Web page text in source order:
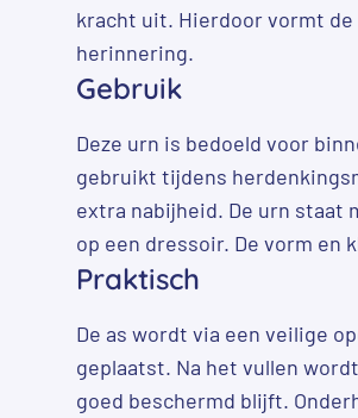
kracht uit. Hierdoor vormt
herinnering.
Gebruik
Deze urn is bedoeld voor
gebruikt tijdens
extra nabijheid. De urn staat
op een dressoir. De vorm en
Praktisch
De as wordt via een veilige
geplaatst. Na het vullen
goed beschermd blijft.